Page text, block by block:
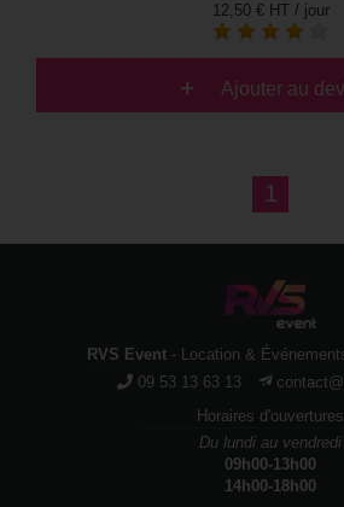
12,50 € HT / jour
Ajouter au
1
RVS Event - Location &
09 53 13 63 13
Horaires d'ouvertures
Du lundi au vendredi
09h00-13h00
14h00-18h00